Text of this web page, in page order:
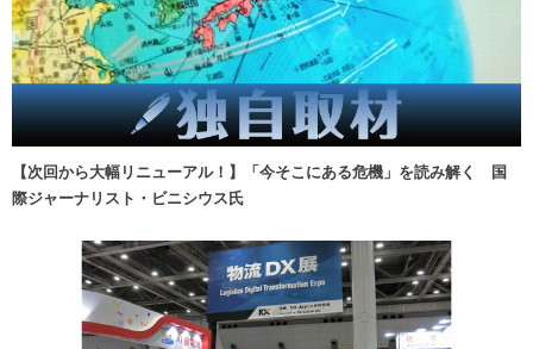
【次回から大幅リニューアル！】「今そこにある危機」を読み解く 国
際ジャーナリスト・ビニシウス氏